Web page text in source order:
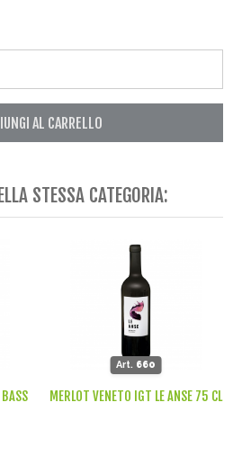
AL CARRELLO
STESSA CATEGORIA:
Art. 660
MERLOT VENETO IGT LE ANSE 75 CL